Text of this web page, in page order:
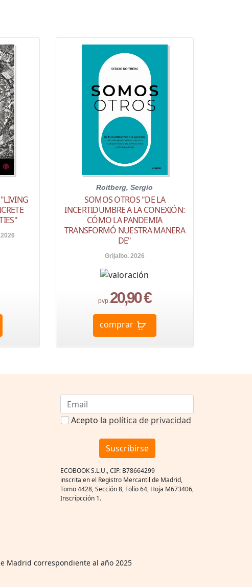
"LIVING
Roitberg, Sergio
SOMOS OTROS "DE LA
INCERTIDUMBRE A LA CONEXIÓN:
CÓMO LA PANDEMIA
TRANSFORMÓ NUESTRA MANERA
DE"
Grijalbo. 2026
pvp.20,90 €
comprar
Acepto la política de privacidad
Suscribirse
ECOBOOK S.L.U., CIF: B78664299
inscrita en el Registro Mercantil de Madrid,
Tomo 4428, Sección 8, Folio 64, Hoja M673406,
Inscripcción 1.
Madrid correspondiente al año 2025